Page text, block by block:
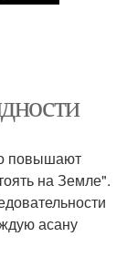
повышают
на Земле".
асану